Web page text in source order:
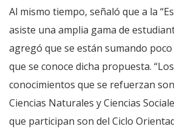
Al mismo tiempo, señaló que a la
asiste una amplia gama de
agregó que se están sumando poco
que se conoce dicha propuesta.
conocimientos que se refuerzan
Ciencias Naturales y Ciencias
que participan son del Ciclo